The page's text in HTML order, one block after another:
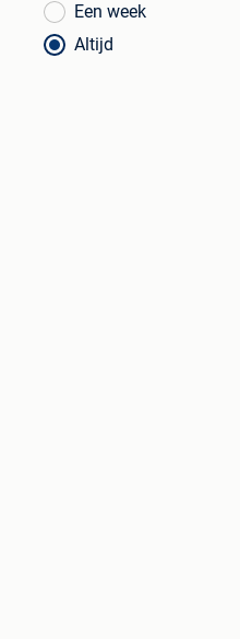
Een week
Altijd